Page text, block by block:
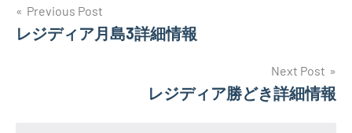
投
稿
Previous Post
レジディア月島3詳細情報
Next Post
レジディア勝どき詳細情報